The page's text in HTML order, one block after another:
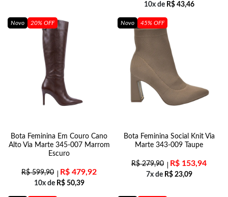
10x de R$43,46
Novo 20% OFF
Bota Feminina Em Couro Cano
Alto Via Marte 345-007 Marrom
Escuro
R$599,90 R$ 479,92
10x de R$50,39
Novo 45% OFF
Bota Feminina Social Knit Via
Marte 343-009 Taupe
R$279,90 R$ 153,94
7x de R$23,09